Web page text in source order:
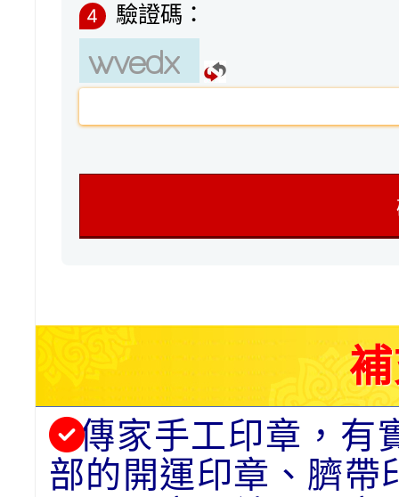
4 驗證碼：
傳家手工印章，有
部的開運印章、臍帶